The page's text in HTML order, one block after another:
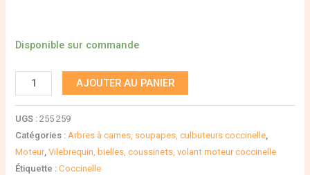
Disponible sur commande
AJOUTER AU PANIER
UGS :255 259
Catégories : Arbres à cames, soupapes, culbuteurs coccinelle
Moteur,Vilebrequin, bielles, coussinets, volant moteur coccinelle
Étiquette :Coccinelle